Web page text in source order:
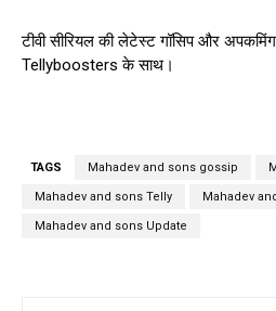
टीवी सीरियल की लेटेस्ट गॉसिप और
Tellyboosters के साथ।
TAGS Mahadev and sons gossip
Mahadev and sons Telly Mahadev
Mahadev and sons Update